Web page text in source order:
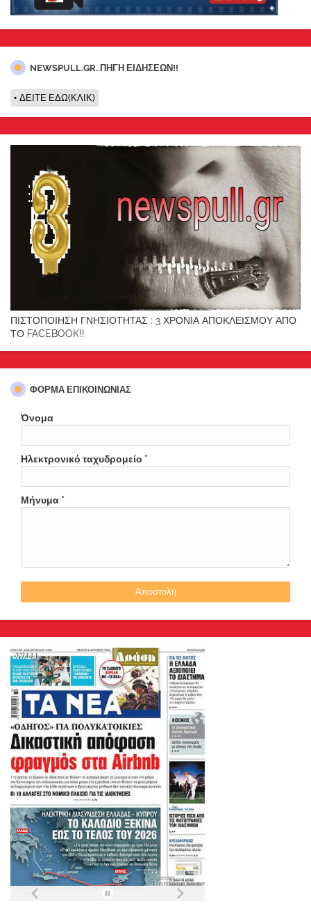
NEWSPULL.GR..ΠΗΓΗ ΕΙΔΗΣΕΩΝ!!
ΔΕΙΤΕ ΕΔΩ(ΚΛΙΚ)
ΠΙΣΤΟΠΟΙΗΣΗ ΓΝΗΣΙΟΤΗΤΑΣ : 3 ΧΡΟΝΙΑ ΑΠΟΚΛΕΙΣΜΟΥ ΑΠΟ
ΤΟ FACEBOOK!!
ΦΌΡΜΑ ΕΠΙΚΟΙΝΩΝΊΑΣ
Όνομα
Ηλεκτρονικό ταχυδρομείο *
Μήνυμα *